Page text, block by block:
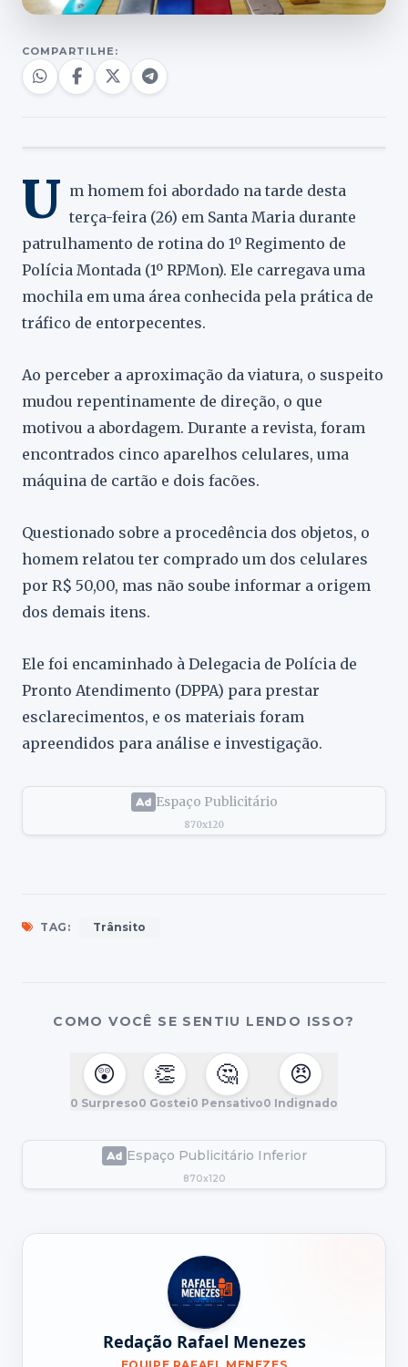
COMPARTILHE:
U m homem foi abordado na tarde desta
terça-feira (26) em Santa Maria durante
patrulhamento de rotina do 1º Regimento de
Polícia Montada (1º RPMon). Ele carregava uma
mochila em uma área conhecida pela prática de
tráfico de entorpecentes.
Ao perceber a aproximação da viatura, o suspeito
mudou repentinamente de direção, o que
motivou a abordagem. Durante a revista, foram
encontrados cinco aparelhos celulares, uma
máquina de cartão e dois facões.
Questionado sobre a procedência dos objetos, o
homem relatou ter comprado um dos celulares
por R$ 50,00, mas não soube informar a origem
dos demais itens.
Ele foi encaminhado à Delegacia de Polícia de
Pronto Atendimento (DPPA) para prestar
esclarecimentos, e os materiais foram
apreendidos para análise e investigação.
Espaço Publicitário
870x120
TAG: Trânsito
COMO VOCÊ SE SENTIU LENDO ISSO?
😲
0 Surpreso
👏
0 Gostei
🤔
0 Pensativo
😠
0 Indignado
Espaço Publicitário Inferior
870x120
Redação Rafael Menezes